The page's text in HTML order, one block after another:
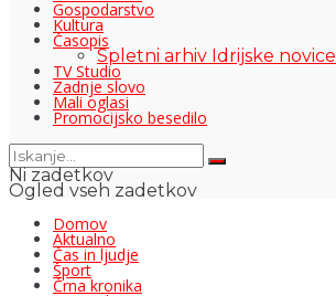
Gospodarstvo
Kultura
Časopis
Spletni arhiv Idrijske novice
TV Studio
Zadnje slovo
Mali oglasi
Promocijsko besedilo
Ni zadetkov
Ogled vseh zadetkov
Domov
Aktualno
Čas in ljudje
Šport
Črna kronika